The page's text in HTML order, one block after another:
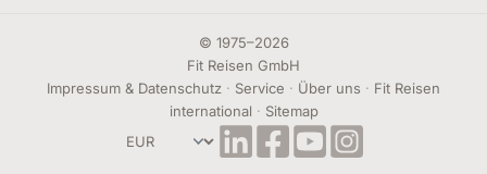
© 1975–2026
Fit Reisen GmbH
Impressum & Datenschutz · Service · Über uns · Fit Reisen
international · Sitemap